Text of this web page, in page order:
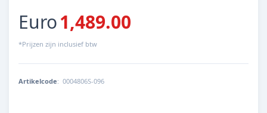
Euro1,489.00
*Prijzen zijn inclusief btw
Artikelcode: 0004806S-096